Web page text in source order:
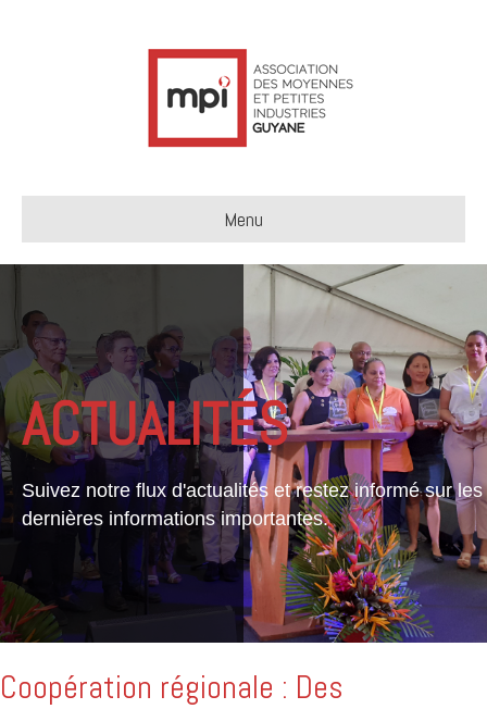
Menu
ACTUALITÉS
Suivez notre flux d'actualités et restez informé sur les
dernières informations importantes.
Coopération régionale : Des